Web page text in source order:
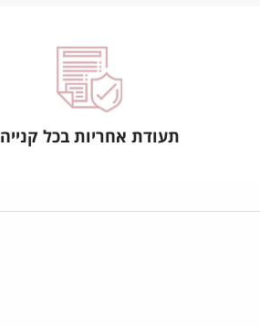
תעודת אחריות בכל קנייה